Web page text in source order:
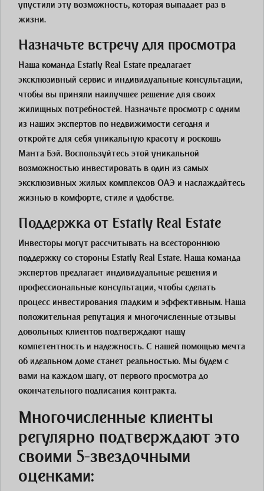
упустили эту возможность, которая выпадает раз в
жизни.
Назначьте встречу для просмотра
Наша команда Estatly Real Estate предлагает
эксклюзивный сервис и индивидуальные консультации,
чтобы вы приняли наилучшее решение для своих
жилищных потребностей. Назначьте просмотр с одним
из наших экспертов по недвижимости сегодня и
откройте для себя уникальную красоту и роскошь
Манта Бэй. Воспользуйтесь этой уникальной
возможностью инвестировать в один из самых
эксклюзивных жилых комплексов ОАЭ и наслаждайтесь
жизнью в комфорте, стиле и удобстве.
Поддержка от Estatly Real Estate
Инвесторы могут рассчитывать на всестороннюю
поддержку со стороны Estatly Real Estate. Наша команда
экспертов предлагает индивидуальные решения и
профессиональные консультации, чтобы сделать
процесс инвестирования гладким и эффективным. Наша
положительная репутация и многочисленные отзывы
довольных клиентов подтверждают нашу
компетентность и надежность. С нашей помощью мечта
об идеальном доме станет реальностью. Мы будем с
вами на каждом шагу, от первого просмотра до
окончательного подписания контракта.
Многочисленные клиенты
регулярно подтверждают это
своими 5-звездочными
оценками: